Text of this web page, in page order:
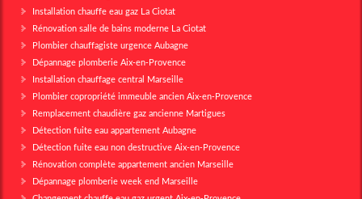
Installation chauffe eau gaz La Ciotat
Rénovation salle de bains moderne La Ciotat
Plombier chauffagiste urgence Aubagne
Dépannage plomberie Aix-en-Provence
Installation chauffage central Marseille
Plombier copropriété immeuble ancien Aix-en-Provence
Remplacement chaudière gaz ancienne Martigues
Détection fuite eau appartement Aubagne
Détection fuite eau non destructive Aix-en-Provence
Rénovation complète appartement ancien Marseille
Dépannage plomberie week end Marseille